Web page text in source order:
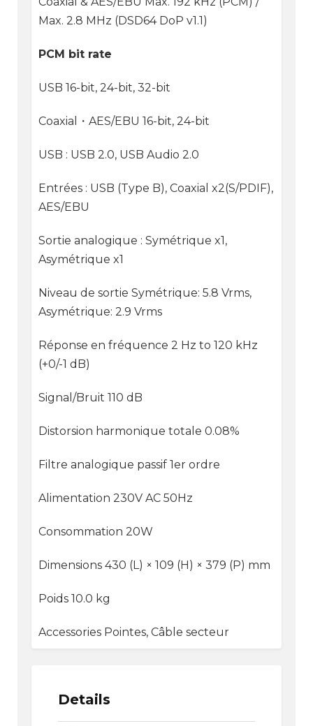
Max. 2.8 MHz (DSD64 DoP v1.1)
PCM bit rate
USB 16-bit, 24-bit, 32-bit
Coaxial ・ AES/EBU 16-bit, 24-bit
USB : USB 2.0, USB Audio 2.0
Entrées : USB (Type B), Coaxial x2(S/PDIF),
AES/EBU
Sortie analogique : Symétrique x1,
Asymétrique x1
Niveau de sortie Symétrique: 5.8 Vrms,
Asymétrique: 2.9 Vrms
Réponse en fréquence 2 Hz to 120 kHz
(+0/-1 dB)
Signal/Bruit 110 dB
Distorsion harmonique totale 0.08%
Filtre analogique passif 1er ordre
Alimentation 230V AC 50Hz
Consommation 20W
Dimensions 430 (L) × 109 (H) × 379 (P) mm
Poids 10.0 kg
Accessories Pointes, Câble secteur
Details